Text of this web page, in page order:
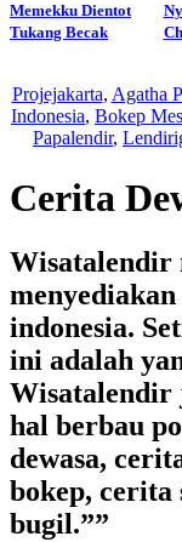
Memekku Dientot
Tukang Becak
Projejakarta, Agatha
Indonesia, Bokep
Papalendir,
Cerita
Wisatalendir
indonesia.
ini adalah
Wisatalendir
hal berbau
dewasa,
bokep, cerita
bugil.””